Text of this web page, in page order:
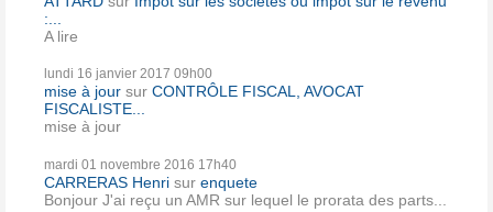
:...
A lire
lundi 16 janvier 2017 09h00
mise à jour sur CONTRÔLE FISCAL, AVOCAT
FISCALISTE...
mise à jour
mardi 01 novembre 2016 17h40
CARRERAS Henri sur enquete
Bonjour J'ai reçu un AMR sur lequel le prorata des parts...